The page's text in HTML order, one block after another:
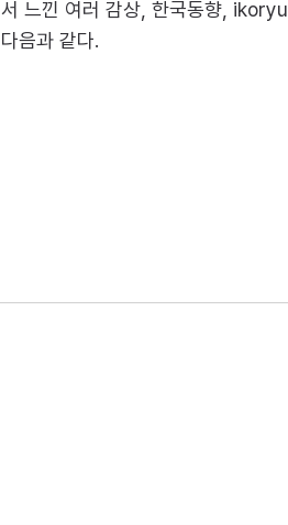
느낀 여러 감상, 한국동향, ikoryu
음과 같다.